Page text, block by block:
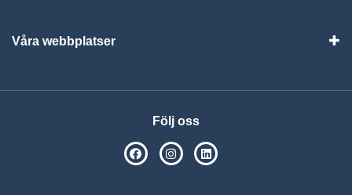
Våra webbplatser
Följ oss
SPSM på Facebook
SPSM på Instagram